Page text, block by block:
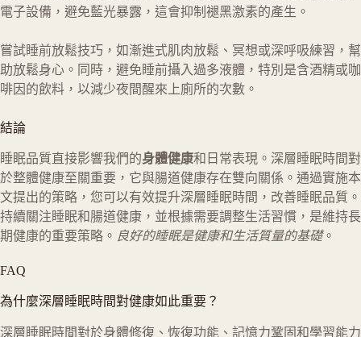
電子設備，避免藍光暴露，這會抑制褪黑激素的產生。
嘗試睡前放鬆技巧，如漸進式肌肉放鬆、冥想或深呼吸練習，幫
助放鬆身心。同時，避免睡前攝入過多液體，特別是含酒精或咖
啡因的飲料，以減少夜間醒來上廁所的次數。
結論
睡眠品質直接影響我們的身體健康和日常表現。深層睡眠時間對
於整體健康至關重要，它與腸道健康存在雙向關係。通過實施本
文提出的策略，您可以有效提升深層睡眠時間，改善睡眠品質。
持續關注睡眠和腸道健康，並根據需要調整生活習慣，是維持長
期健康的重要策略。 良好的睡眠是健康和生活質量的基礎。
FAQ
為什麼深層睡眠時間對健康如此重要？
深層睡眠時間對於身體修復、恢復功能、記憶力鞏固和學習能力